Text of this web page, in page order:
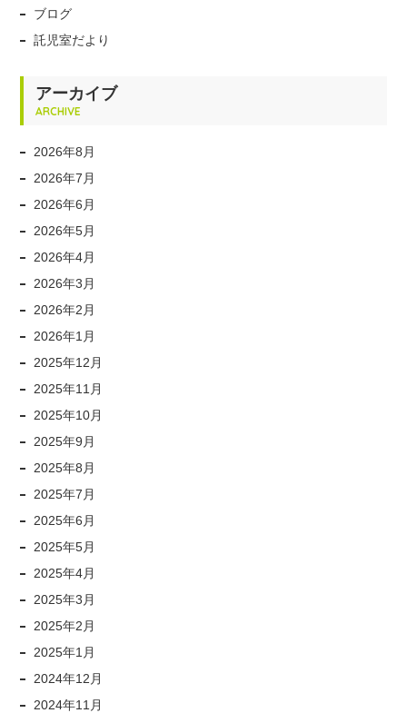
ブログ
託児室だより
アーカイブ
ARCHIVE
2026年8月
2026年7月
2026年6月
2026年5月
2026年4月
2026年3月
2026年2月
2026年1月
2025年12月
2025年11月
2025年10月
2025年9月
2025年8月
2025年7月
2025年6月
2025年5月
2025年4月
2025年3月
2025年2月
2025年1月
2024年12月
2024年11月